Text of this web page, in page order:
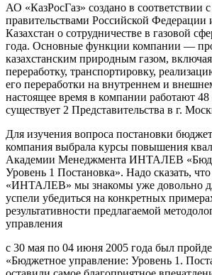
АО «КазРосГаз» создано в соответствии
правительствами Российской Федерации
Казахстан о сотрудничестве в газовой
года. Основные функции компании —
казахстанским природным газом,
переработку, транспортировку,
его переработки на внутреннем и
настоящее время в компании работают 48
существует 2 Представительства в г.
Для изучения вопроса постановки
компания выбрала курсы повышения
Академии Менеджмента ИНТАЛЕВ
Уровень 1 Постановка». Надо сказать,
«ИНТАЛЕВ» мы знакомы уже довольно
успели убедиться на конкретных
результативности предлагаемой
управления
с 30 мая по 04 июня 2005 года был
«Бюджетное управление: Уровень 1.